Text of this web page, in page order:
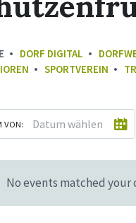
DORF DIGITAL
SPORTVEREIN
VON:
No events matched your